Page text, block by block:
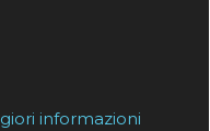
informazioni